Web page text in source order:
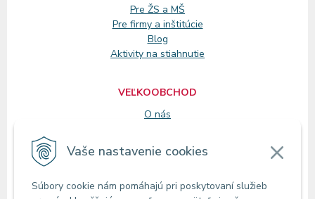
Vaše nastavenie cookies
Súbory cookie nám pomáhajú pri poskytovaní služieb
Pre ŽS a MŠ
Pre firmy a inštitúcie
Blog
Aktivity na stiahnutie
VEĽKOOBCHOD
O nás
Zákaznícke oddelenie